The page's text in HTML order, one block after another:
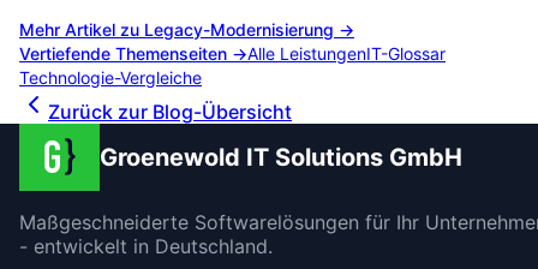
Mehr Artikel zu Legacy-Modernisierung →
Vertiefende Themenseiten →Alle LeistungenIT-Glossar
Technologie-Vergleiche
Zurück zur Blog-Übersicht
Groenewold IT Solutions GmbH
Maßgeschneiderte Softwarelösungen für Ihr
- entwickelt in Deutschland.